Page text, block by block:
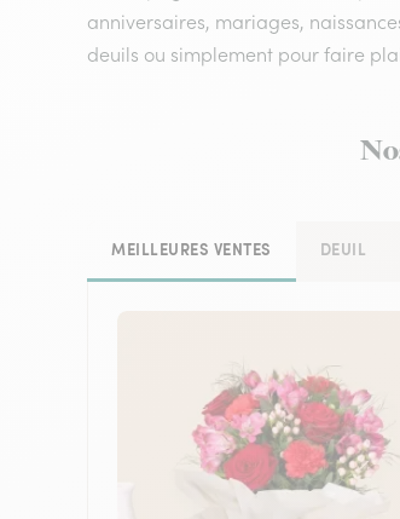
anniversaires, mariages,
deuils ou simplement pour faire
MEILLEURES VENTES DEUIL